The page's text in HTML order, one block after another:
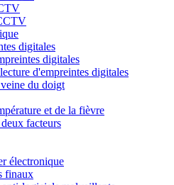
digitales
digitales
d'empreintes digitales
du doigt
et de la fièvre
facteurs
électronique
finaux